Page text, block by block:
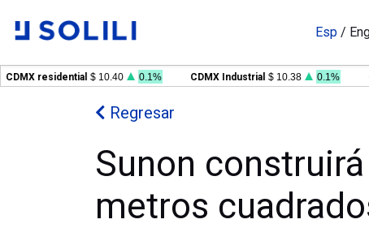
Esp /
residential $ 10.40 0.1% CDMX Industrial $ 10.38 0.1% GDL
Regresar
Sunon
metros